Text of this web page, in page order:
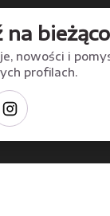
na bieżąco
nowości i
profilach.